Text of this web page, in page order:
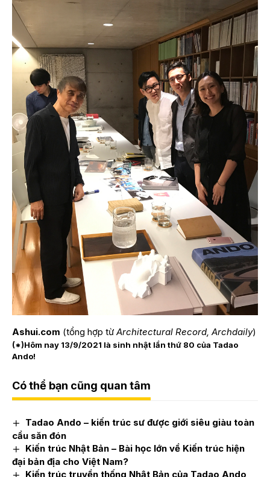
Ashui.com (tổng hợp từ Architectural Record, Archdaily)
(*)Hôm nay 13/9/2021 là sinh nhật lần thứ 80 của Tadao
Ando!
Có thể bạn cũng quan tâm
Tadao Ando – kiến trúc sư được giới siêu giàu toàn
cầu săn đón
Kiến trúc Nhật Bản – Bài học lớn về Kiến trúc hiện
đại bản địa cho Việt Nam?
Kiến trúc truyền thống Nhật Bản của Tadao Ando